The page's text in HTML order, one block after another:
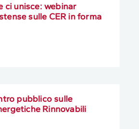
ci unisce: webinar
sulle CER in forma
pubblico sulle
Rinnovabili